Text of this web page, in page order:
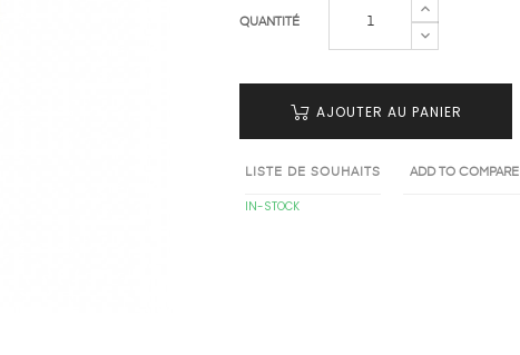
QUANTITÉ
AJOUTER AU PANIER
LISTE DE SOUHAITS ADD TO COMPARE
IN-STOCK